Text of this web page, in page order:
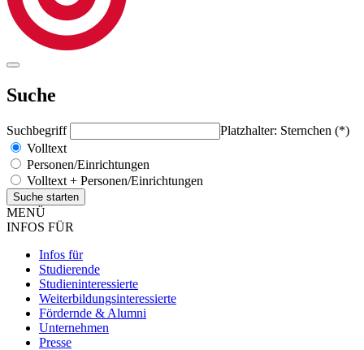
Suche
Suchbegriff
Platzhalter: Sternchen (*)
Volltext
Personen/Einrichtungen
Volltext + Personen/Einrichtungen
MENÜ
INFOS FÜR
Infos für
Studierende
Studieninteressierte
Weiterbildungsinteressierte
Fördernde & Alumni
Unternehmen
Presse